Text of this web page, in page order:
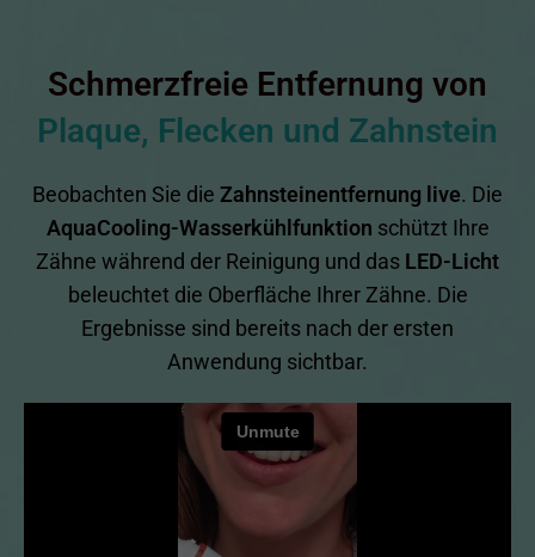
Schmerzfreie Entfernung von
Plaque, Flecken und Zahnstein
Beobachten Sie die Zahnsteinentfernung live. Die
AquaCooling-Wasserkühlfunktion schützt Ihre
Zähne während der Reinigung und das LED-Licht
beleuchtet die Oberfläche Ihrer Zähne. Die
Ergebnisse sind bereits nach der ersten
Anwendung sichtbar.